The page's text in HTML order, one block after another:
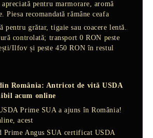
pentru marmorare, aromă
Piesa recomandată rămâneceafa
pentru grătar, tigaie sau coacere lentă.
controlată; transport 0 RON peste
Ilfov și peste 450 RON în restul
România: Antricot de vită USDA
acum online
Prime SUA a ajuns în România!
acest
Prime Angus SUA certificat USDA